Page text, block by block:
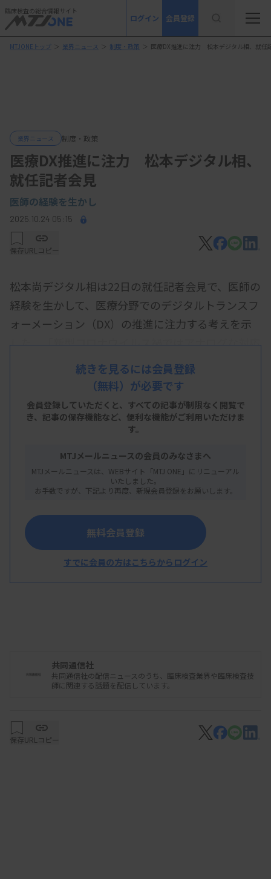
臨床検査の総合情報サイト
ログイン 会員登録
MTJONEトップ ＞ 業界ニュース ＞ 制度・政策 ＞ 医療DX推進に注力 松本デジタル相、就任
業界ニュース 制度・政策
医療DX推進に注力 松本デジタル相、
就任記者会見
医師の経験を生かし
2025.10.24 05:15
保存URLコピー
松本尚デジタル相は22日の就任記者会見で、医師の
経験を生かして、医療分野でのデジタルトランスフ
ォーメーション（DX）の推進に注力する考えを示
した。「新型コロナウイルス禍ではアナログな対応
に問題を感じた。オンライン診療などの整備に平時
から取り組み、国民の健康、生命を守るために仕事
をする」と述べた。
松本氏は「総裁選前に高市早苗首相と2人で話す機
た」と明らかにした。「医療DXを含めて、国民生
活の重要な課題を共有できたことで、この職に就か
せていただいた」と話した。
続きを見るには会員登録
（無料）が必要です
会員登録していただくと、すべての記事が制限なく閲覧で
き、 記事の保存機能など、便利な機能がご利用いただけま
す。
MTJメールニュースの会員のみなさまへ
MTJメールニュースは、WEBサイト「MTJ ONE」にリニューアル
いたしました。
お手数ですが、下記より再度、新規会員登録をお願いします。
無料会員登録
すでに会員の方はこちらからログイン
共同通信社
共同通信社の配信ニュースのうち、臨床検査業界や臨床検査技
師に関連する話題を配信しています。
保存URLコピー